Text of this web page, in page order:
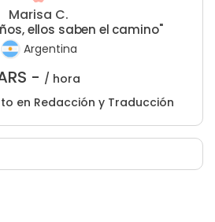
Marisa C.
ellos saben el camino"
Argentina
- / hora
en Redacción y Traducción